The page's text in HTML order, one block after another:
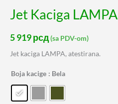
Jet Kaciga LAMPA
5 919рсд(sa PDV-om)
Jet kaciga LAMPA, atestirana.
Boja kacige : Bela
LAMPA
quantity